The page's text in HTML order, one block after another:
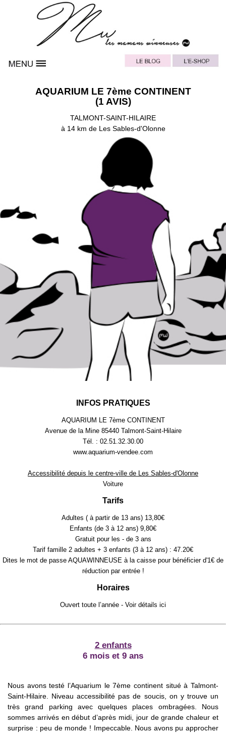
AQUARIUM LE 7ème CONTINENT
(1 AVIS)
TALMONT-SAINT-HILAIRE
à 14 km de Les Sables-d'Olonne
INFOS PRATIQUES
AQUARIUM LE 7ème CONTINENT
Avenue de la Mine 85440 Talmont-Saint-Hilaire
Tél. : 02.51.32.30.00
www.aquarium-vendee.com
Accessibilité depuis le centre-ville de Les Sables-d'Olonne
Voiture
Tarifs
Adultes ( à partir de 13 ans) 13,80€
Enfants (de 3 à 12 ans) 9,80€
Gratuit pour les - de 3 ans
Tarif famille 2 adultes + 3 enfants (3 à 12 ans) : 47.20€
Dites le mot de passe AQUAWINNEUSE à la caisse pour bénéficier d'1€ de
réduction par entrée !
Horaires
Ouvert toute l’année - Voir détails ici
2 enfants
6 mois et 9 ans
Nous avons testé l’Aquarium le 7ème continent situé à Talmont-
Saint-Hilaire. Niveau accessibilité pas de soucis, on y trouve un
très grand parking avec quelques places ombragées. Nous
sommes arrivés en début d’après midi, jour de grande chaleur et
surprise : peu de monde ! Impeccable. Nous avons pu approcher